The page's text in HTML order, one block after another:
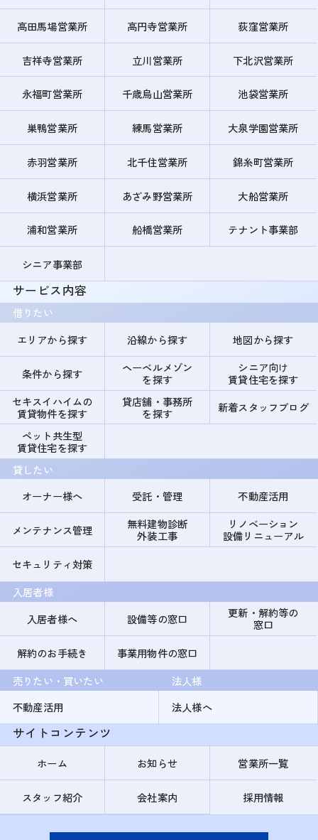
高田馬場営業所 高円寺営業所 荻窪営業所
吉祥寺営業所 立川営業所 下北沢営業所
永福町営業所 千歳烏山営業所 池袋営業所
巣鴨営業所 練馬営業所 大泉学園営業所
赤羽営業所 北千住営業所 錦糸町営業所
横浜営業所 あざみ野営業所 大船営業所
浦和営業所 船橋営業所 テナント事業部
シニア事業部
サービス内容
借りたい
エリアから探す
沿線から探す 地図から探す
条件から探す
ヘーベルメゾン
を探す
シニア向け
賃貸住宅を探す
セキスイハイムの
賃貸物件を探す
貸店舗・事務所
を探す
新着スタッフブログ
ペット共生型
賃貸住宅を探す
貸したい
オーナー様へ
受託・管理 不動産活用
メンテナンス管理
無料建物診断
外装工事
リノベーション
設備リニューアル
セキュリティ対策
入居者様
入居者様へ
設備等の窓口
更新・解約等の
窓口
解約のお手続き
事業用物件の窓口
売りたい・買いたい
不動産活用
法人様
法人様へ
サイトコンテンツ
ホーム お知らせ 営業所一覧
スタッフ紹介 会社案内 採用情報